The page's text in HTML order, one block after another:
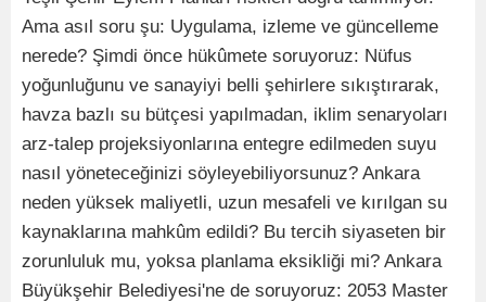
Ama asıl soru şu: Uygulama, izleme ve güncelleme
nerede? Şimdi önce hükûmete soruyoruz: Nüfus
yoğunluğunu ve sanayiyi belli şehirlere sıkıştırarak,
havza bazlı su bütçesi yapılmadan, iklim senaryoları
arz-talep projeksiyonlarına entegre edilmeden suyu
nasıl yöneteceğinizi söyleyebiliyorsunuz? Ankara
neden yüksek maliyetli, uzun mesafeli ve kırılgan su
kaynaklarına mahkûm edildi? Bu tercih siyaseten bir
zorunluluk mu, yoksa planlama eksikliği mi? Ankara
Büyükşehir Belediyesi'ne de soruyoruz: 2053 Master